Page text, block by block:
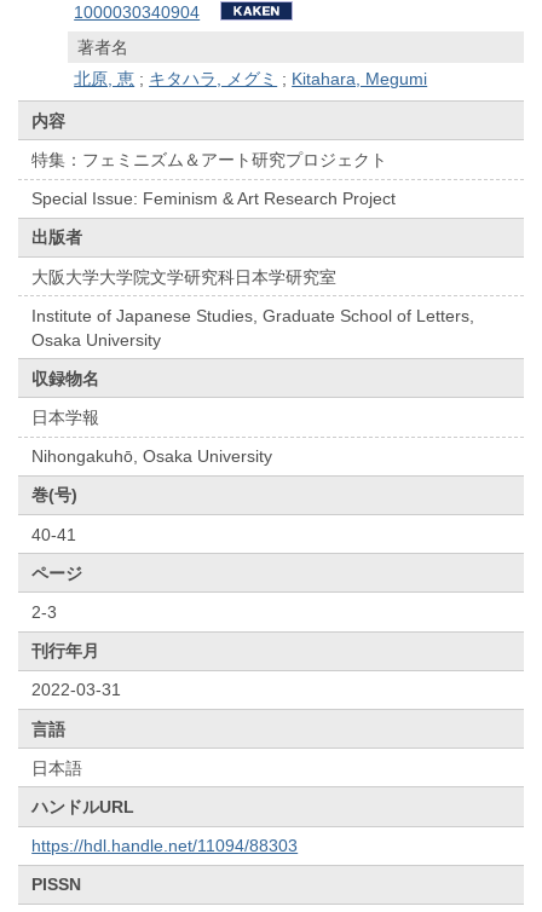
1000030340904
著者名
北原, 恵 ; キタハラ, メグミ ; Kitahara, Megumi
内容
特集：フェミニズム＆アート研究プロジェクト
Special Issue: Feminism & Art Research Project
出版者
大阪大学大学院文学研究科日本学研究室
Institute of Japanese Studies, Graduate School of Letters,
Osaka University
収録物名
日本学報
Nihongakuhō, Osaka University
巻(号)
40-41
ページ
2-3
刊行年月
2022-03-31
言語
日本語
ハンドルURL
https://hdl.handle.net/11094/88303
PISSN